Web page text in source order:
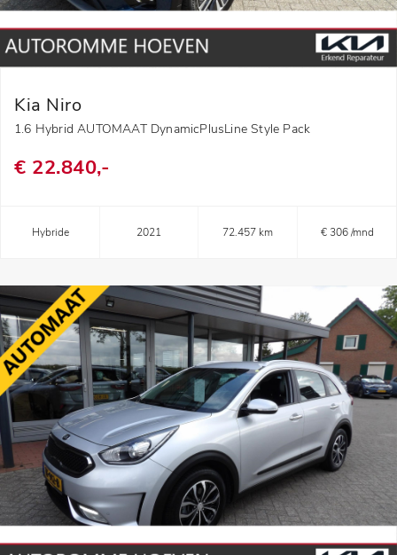
Kia Niro
1.6 Hybrid AUTOMAAT DynamicPlusLine Style Pack
€ 22.840,-
Hybride 2021 72.457 km € 306 /mnd